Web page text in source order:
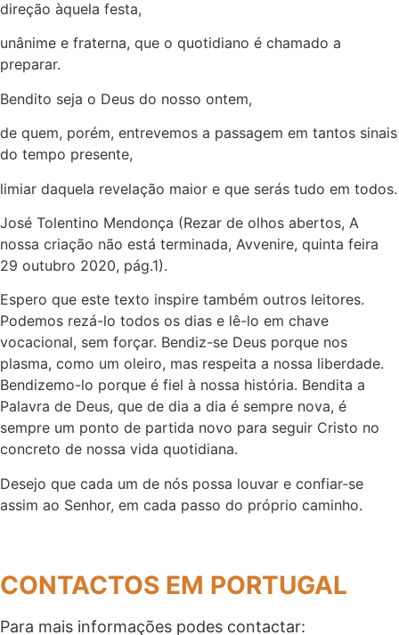
direção àquela festa,
unânime e fraterna, que o quotidiano é chamado a
preparar.
Bendito seja o Deus do nosso ontem,
de quem, porém, entrevemos a passagem em tantos sinais
do tempo presente,
limiar daquela revelação maior e que serás tudo em todos.
José Tolentino Mendonça (Rezar de olhos abertos, A
nossa criação não está terminada, Avvenire, quinta feira
29 outubro 2020, pág.1).
Espero que este texto inspire também outros leitores.
Podemos rezá-lo todos os dias e lê-lo em chave
vocacional, sem forçar. Bendiz-se Deus porque nos
plasma, como um oleiro, mas respeita a nossa liberdade.
Bendizemo-lo porque é fiel à nossa história. Bendita a
Palavra de Deus, que de dia a dia é sempre nova, é
sempre um ponto de partida novo para seguir Cristo no
concreto de nossa vida quotidiana.
Desejo que cada um de nós possa louvar e confiar-se
assim ao Senhor, em cada passo do próprio caminho.
CONTACTOS EM PORTUGAL
Para mais informações podes contactar: